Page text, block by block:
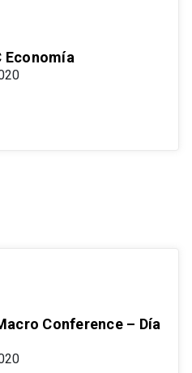
Economía
Conference – Día